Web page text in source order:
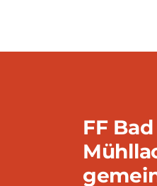
FF Bad